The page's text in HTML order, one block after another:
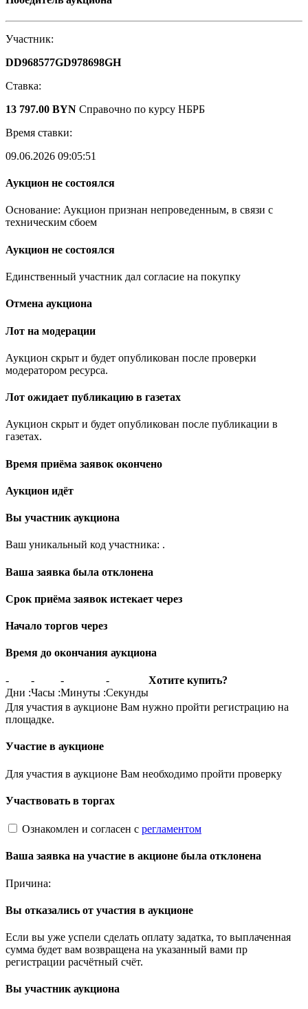
Участник:
DD968577GD978698GH
Ставка:
13 797.00 BYN Справочно по курсу НБРБ
Время ставки:
09.06.2026 09:05:51
Аукцион не состоялся
Основание: Аукцион признан непроведенным, в связи с
техническим сбоем
Аукцион не состоялся
Единственный участник дал согласие на покупку
Отмена аукциона
Лот на модерации
Аукцион скрыт и будет опубликован после проверки
модератором ресурса.
Лот ожидает публикацию в газетах
Аукцион скрыт и будет опубликован после публикации в
газетах.
Время приёма заявок окончено
Аукцион идёт
Вы участник аукциона
Ваш уникальный код участника: .
Ваша заявка была отклонена
Срок приёма заявок истекает через
Начало торгов через
Время до окончания аукциона
-
Дни :
-
Часы :
-
Минуты :
-
Секунды
Хотите купить?
Для участия в аукционе Вам нужно пройти регистрацию на
площадке.
Участие в аукционе
Для участия в аукционе Вам необходимо пройти проверку
Участвовать в торгах
Ознакомлен и согласен с регламентом
Ваша заявка на участие в акционе была отклонена
Причина:
Вы отказались от участия в аукционе
Если вы уже успели сделать оплату задатка, то выплаченная
сумма будет вам возвращена на указанный вами пр
регистрации расчётный счёт.
Вы участник аукциона